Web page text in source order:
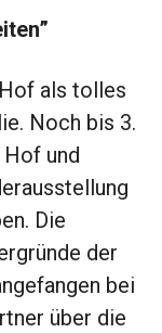
als tolles
Noch bis 3.
und
Die
der
bei
über die